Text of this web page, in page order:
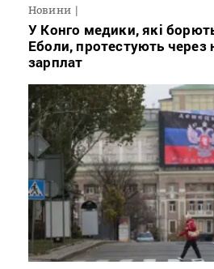
Новини
У Конго медики, які
Еболи, протестують через
зарплат